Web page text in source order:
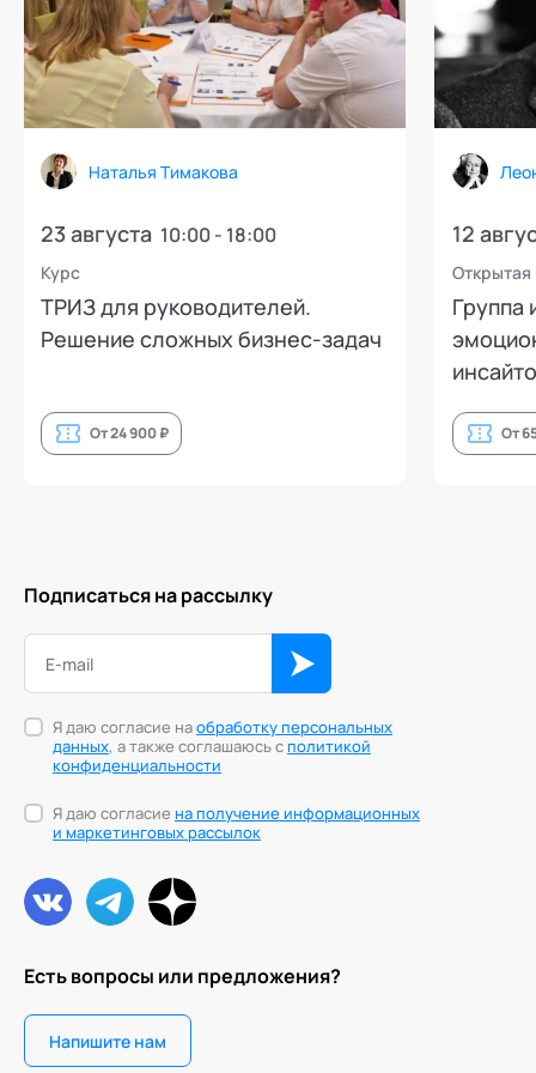
Наталья Тимакова
23 августа 10:00 - 18:00
Курс
ТРИЗ для руководителей.
Решение сложных бизнес-задач
От 24 900 ₽
12
Открытая
Группа
От
Есть вопросы или предложения?
Напишите нам
Подписаться на рассылку
Я даю согласие наобработку персональных
данных, а также соглашаюсь сполитикой
конфиденциальности
Я даю согласие на получение информационных
и маркетинговых рассылок